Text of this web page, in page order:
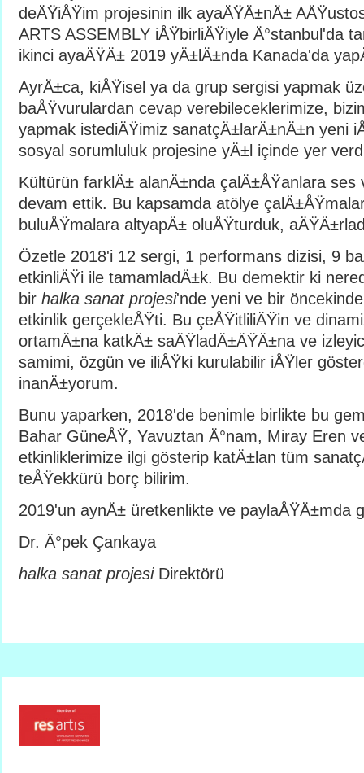
deÄŸiÅŸim projesinin ilk ayaÄŸÄ±nÄ±
ARTS ASSEMBLY iÅŸbirliÄŸiyle Ä°stanbul'da
ikinci ayaÄŸÄ± 2019 yÄ±lÄ±nda Kanada'da
AyrÄ±ca, kiÅŸisel ya da grup sergisi yapmak
baÅŸvurulardan cevap verebileceklerimize,
yapmak istediÄŸimiz sanatçÄ±larÄ±nÄ±n yeni
sosyal sorumluluk projesine yÄ±l içinde yer
Kültürün farklÄ± alanÄ±nda çalÄ±ÅŸanlara ses
devam ettik. Bu kapsamda atölye
buluÅŸmalara altyapÄ± oluÅŸturduk,
Özetle 2018'i 12 sergi, 1 performans dizisi, 9
etkinliÄŸi ile tamamladÄ±k. Bu demektir ki
bir halka sanat projesi'nde yeni ve bir
etkinlik gerçekleÅŸti. Bu çeÅŸitliliÄŸin ve
ortamÄ±na katkÄ± saÄŸladÄ±ÄŸÄ±na ve
samimi, özgün ve iliÅŸki kurulabilir iÅŸler
inanÄ±yorum.
Bunu yaparken, 2018'de benimle birlikte bu
Bahar GüneÅŸ, Yavuztan Ä°nam, Miray Eren
etkinliklerimize ilgi gösterip katÄ±lan tüm
teÅŸekkürü borç bilirim.
2019'un aynÄ± üretkenlikte ve paylaÅŸÄ±mda
Dr. Ä°pek Çankaya
halka sanat projesiDirektörü